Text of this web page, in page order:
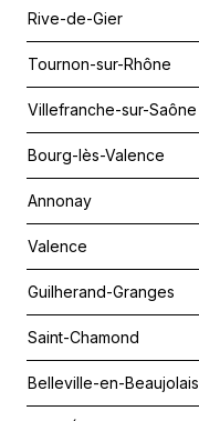
Rive-de-Gier
Tournon-sur-Rhône
Villefranche-sur-Saône
Bourg-lès-Valence
Annonay
Valence
Guilherand-Granges
Saint-Chamond
Belleville-en-Beaujolais